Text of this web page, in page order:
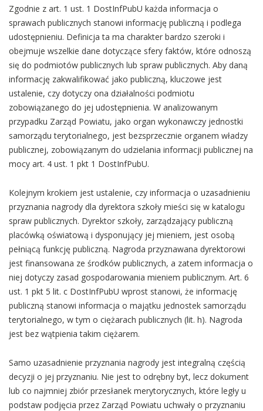
Zgodnie z art. 1 ust. 1 DostInfPubU każda informacja o
sprawach publicznych stanowi informację publiczną i podlega
udostępnieniu. Definicja ta ma charakter bardzo szeroki i
obejmuje wszelkie dane dotyczące sfery faktów, które odnoszą
się do podmiotów publicznych lub spraw publicznych. Aby daną
informację zakwalifikować jako publiczną, kluczowe jest
ustalenie, czy dotyczy ona działalności podmiotu
zobowiązanego do jej udostępnienia. W analizowanym
przypadku Zarząd Powiatu, jako organ wykonawczy jednostki
samorządu terytorialnego, jest bezsprzecznie organem władzy
publicznej, zobowiązanym do udzielania informacji publicznej na
mocy art. 4 ust. 1 pkt 1 DostInfPubU.
Kolejnym krokiem jest ustalenie, czy informacja o uzasadnieniu
przyznania nagrody dla dyrektora szkoły mieści się w katalogu
spraw publicznych. Dyrektor szkoły, zarządzający publiczną
placówką oświatową i dysponujący jej mieniem, jest osobą
pełniącą funkcję publiczną. Nagroda przyznawana dyrektorowi
jest finansowana ze środków publicznych, a zatem informacja o
niej dotyczy zasad gospodarowania mieniem publicznym. Art. 6
ust. 1 pkt 5 lit. c DostInfPubU wprost stanowi, że informację
publiczną stanowi informacja o majątku jednostek samorządu
terytorialnego, w tym o ciężarach publicznych (lit. h). Nagroda
jest bez wątpienia takim ciężarem.
Samo uzasadnienie przyznania nagrody jest integralną częścią
decyzji o jej przyznaniu. Nie jest to odrębny byt, lecz dokument
lub co najmniej zbiór przesłanek merytorycznych, które legły u
podstaw podjęcia przez Zarząd Powiatu uchwały o przyznaniu